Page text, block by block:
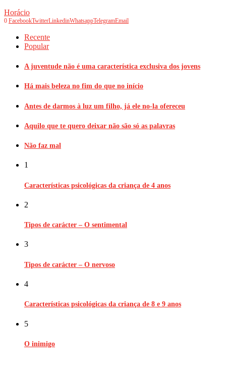
Horácio
0 FacebookTwitterLinkedinWhatsappTelegramEmail
Recente
Popular
A juventude não é uma característica exclusiva dos jovens
Há mais beleza no fim do que no início
Antes de darmos à luz um filho, já ele no-la ofereceu
Aquilo que te quero deixar não são só as palavras
Não faz mal
1
Características psicológicas da criança de 4 anos
2
Tipos de carácter – O sentimental
3
Tipos de carácter – O nervoso
4
Características psicológicas da criança de 8 e 9 anos
5
O inimigo